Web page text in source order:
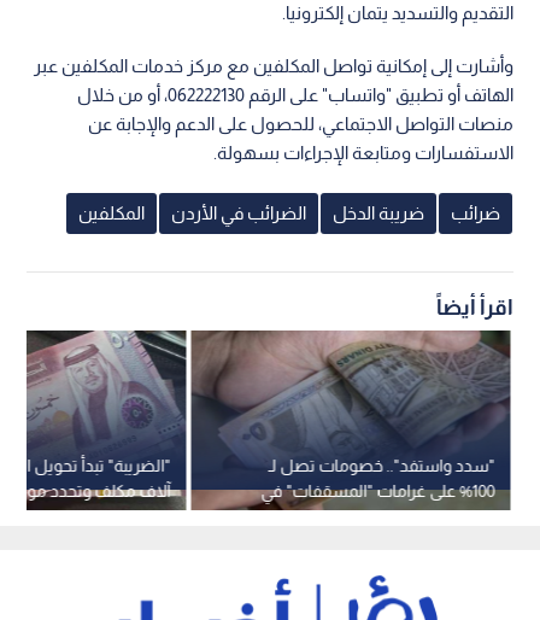
التقديم والتسديد يتمان إلكترونيا.
وأشارت إلى إمكانية تواصل المكلفين مع مركز خدمات المكلفين عبر
الهاتف أو تطبيق "واتساب" على الرقم 062222130، أو من خلال
منصات التواصل الاجتماعي، للحصول على الدعم والإجابة عن
الاستفسارات ومتابعة الإجراءات بسهولة.
ضرائب ضريبة الدخل الضرائب في الأردن المكلفين
اقرأ أيضاً
آلاف مكلف وتحدد
المتبقية
"سدد واستفد".. خصومات تصل لـ
100% على غرامات "المسقفات" في
عمان (تفاصيل)